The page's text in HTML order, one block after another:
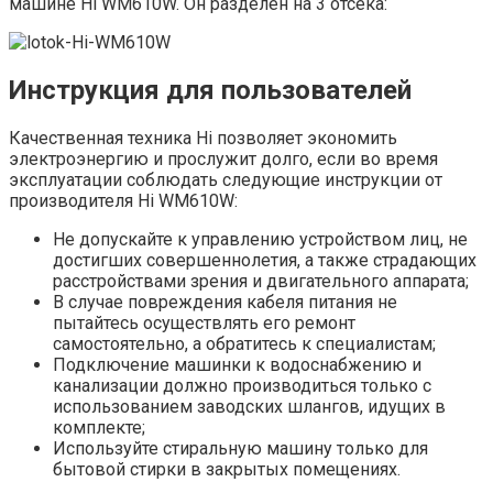
машине Hi WM610W. Он разделен на 3 отсека:
Инструкция для пользователей
Качественная техника Hi позволяет экономить
электроэнергию и прослужит долго, если во время
эксплуатации соблюдать следующие инструкции от
производителя Hi WM610W:
Не допускайте к управлению устройством лиц, не
достигших совершеннолетия, а также страдающих
расстройствами зрения и двигательного аппарата;
В случае повреждения кабеля питания не
пытайтесь осуществлять его ремонт
самостоятельно, а обратитесь к специалистам;
Подключение машинки к водоснабжению и
канализации должно производиться только с
использованием заводских шлангов, идущих в
комплекте;
Используйте стиральную машину только для
бытовой стирки в закрытых помещениях.